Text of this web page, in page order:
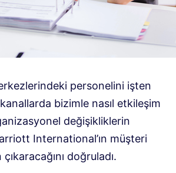
personelini işten
bizimle nasıl etkileşim
değişikliklerin
International’ın müşteri
doğruladı.